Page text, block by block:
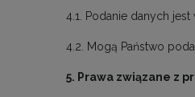
4.1. Podanie danych
4.2. Mogą Państwo
5. Prawa związane z